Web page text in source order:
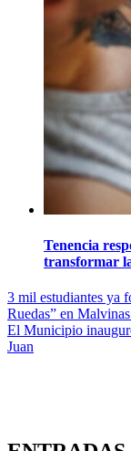
Tenencia
transformar
Navegación
de
entradas
3 mil estudiantes ya
Ruedas” en
El Municipio
Juan